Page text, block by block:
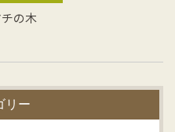
の木
リー